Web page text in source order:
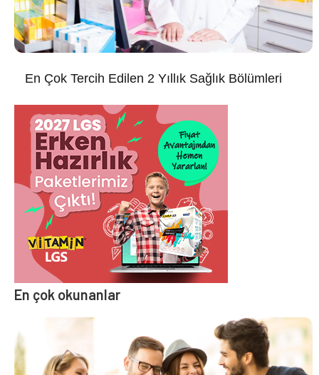
En Çok Tercih Edilen 2 Yıllık Sağlık Bölümleri
En çok okunanlar